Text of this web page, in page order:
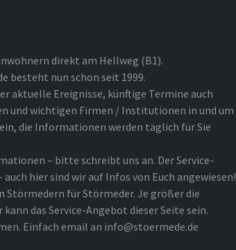
direkt am Hellweg (B1).
besteht nun schon seit 1999.
aktuelle Ereignisse, künftige Termine auch
und wichtigen Firmen / Institutionen in und um
die Informationen werden täglich für Sie
– bitte schreibt uns an. Der Service-
hier sind wir auf Infos von Euch angewiesen!
für Störmeder. Je größer die
das Service-Angebot dieser Seite sein.
Einfach email an info@stoermede.de